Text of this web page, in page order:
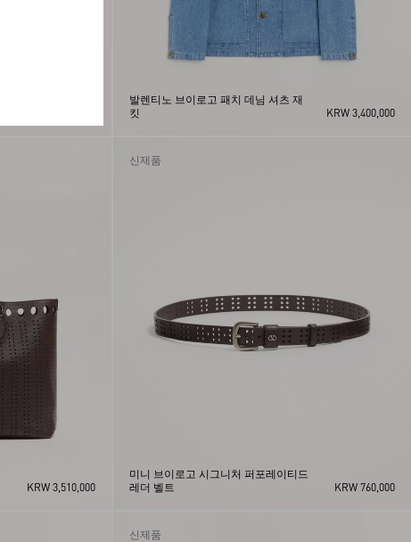
발렌티노 브이로고 패치 데님 셔츠 재
킷
KRW 3,400,000
KRW 3,510,000
신제품
미니 브이로고 시그니처 퍼포레이티드
레더 벨트
KRW 760,000
신제품